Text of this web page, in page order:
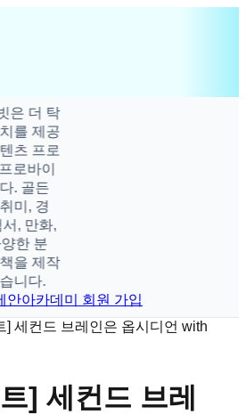
더 탁
를 제공
프로
로바이
. 골든
미, 경
, 만화,
한 분
을 제작
니다.
안아카데미 회원 가입
] 세컨드 브레인은 옵시디언 with
] 세컨드 브레